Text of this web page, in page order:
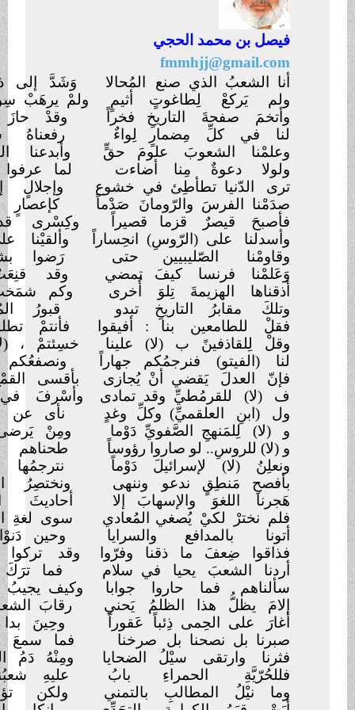
محمد
الحجي
الذي صنعالمُحالا
لِطاغوتٍ أثيمٍ
التاريخِ فخراً
كلِّ مِضمارٍ لِواءٌ
الشعوبَ علومَ حقٍّ
دعوةٌ مِنا أضاءت
تطأطِئ في خشوع
والرّومانَ صَدْماً
قزما قصيراً
على (الرّوسِ) انحِساراً
الصّليبيين حتى
فرنسا كيفَ تمضي
الهزيمةَ تِلوَ أُخرى
التاريخِ تبدو
بنا : أفيقوا
ب (لا) علينا
فنرجمُكم جهاراً
يَقضي أنْ يُجازى
وقد تمادى
العلقميِّ) وكلِّوغدٍ
الصَّفويِّ دَوْما
لو صاروا رؤوساً
لإسرائيلَ دَوْماً
مَنطِقٍ ندعووننهى
والإسهابَ إلا
لكيْ يُصغي
المُعادي
والسرايا
ضِعفَ ما ذقنا وفرّوا
يحيا في سلام
فما حاروا جوابا
هذا الظلمُيَحني
الحِمى ذِئباً
عَقوراً
نصحنا بل صرخنا
سيْلُ الضحايا
الحمراءِ بابُ
المطالبِ بالتمني
وَشَدَّ إلى ذرا المَجْدِ الرِّحالا
ولمْ يرهَبْ سِوى المولىتعالى
وقدْ حازَ الفضائِلَ والجَلالا
رفعناهُ سلاماً أو قِتالا
وأبدعنا الفِعالَ أو المقالا
لما عرفوا الحرامَ أو الحلالا
وإجلالٍ إذا سمِعتْ بلالا
كإعصارٍ فصَيَّرَهم خيالا
وكِسْرى قد كسَرناهُ فزالا
وألقيْنا على الصِّينِالوبالا
رَضوا بشنارِ ذِلِّتِهِم مآلا
وقد قنِعَتْ بخيْبَتِها نوالا
وكم شمَختْ بقوّتِها اختِيالا!
قبورُ المُعتدينَ بها تلالا
فأنتمْ تطلبونَ هنا المُحالا
خسِئتمْ ، (لا) ستقذفكم
نِعالا
ونصفعُكم يميناً أو شمالا
بأقسى القمْعِ مَنْ رامَ الضلالا
وأسْرفَ في مظالِمِهِ وغالى
نأى عن سُنةِ الهادي ومالا
ومِنْ يَرضى ضلالتهم ووالى
طحناهم وأنهيْنا الجدالا
نترجمُها بساحتنا فِعالا
ونختصِرُ الرسائِلَوالمَقالا
أحاديثَ الشهادةِ والنزالا
سوى لغةِ الدّماء تقولُ : لا لا
وحين دَنوْا أتيْناهم رجالا !
وقد تركوا المدافعَ والرِّحالا
فما ترَكَ البغاة ُ لهُ مجالا
وكيف يجيبُ مَنْ كرهَ السؤالا؟!
رقابَ الشعبِ يُضنيهِ اعتلالا؟
وحِينَ بدا اليهودُ غدا
غزالا
فما سمعَ المُكابرُ بلتعالى
ومِنْهُ دَمُ الجراحِ همى وسالا
عليهِ شعبُنا السُّوريُّ صالا
ولكن تؤخذُ الدنيا قِتالا